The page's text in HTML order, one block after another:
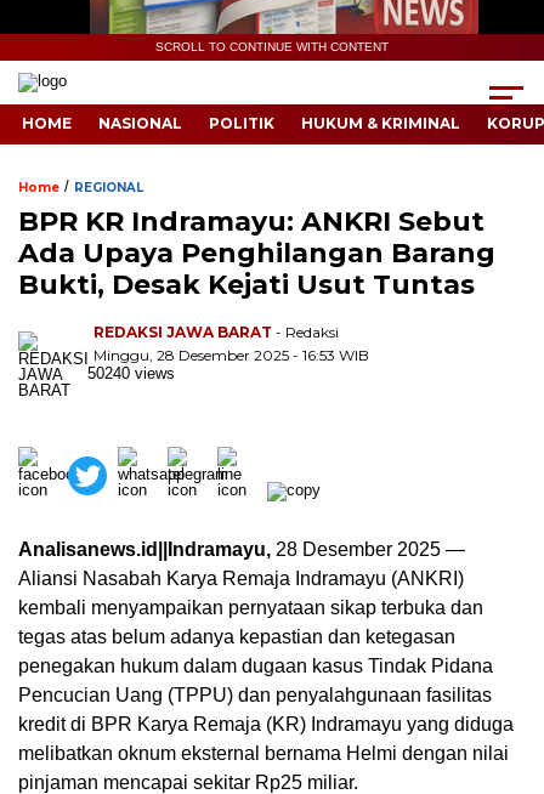
SCROLL TO CONTINUE WITH CONTENT
HOME NASIONAL POLITIK HUKUM & KRIMINAL
Home / REGIONAL
BPR KR Indramayu: ANKRI Sebut
Ada Upaya Penghilangan Barang
Bukti, Desak Kejati Usut Tuntas
REDAKSI JAWA BARAT - Redaksi
Minggu, 28 Desember 2025 - 16:53 WIB
50240 views
Analisanews.id||Indramayu, 28 Desember 2025 —
Aliansi Nasabah Karya Remaja Indramayu (ANKRI)
kembali menyampaikan pernyataan sikap terbuka dan
tegas atas belum adanya kepastian dan ketegasan
penegakan hukum dalam dugaan kasus Tindak Pidana
Pencucian Uang (TPPU) dan penyalahgunaan fasilitas
kredit di BPR Karya Remaja (KR) Indramayu yang diduga
melibatkan oknum eksternal bernama Helmi dengan nilai
pinjaman mencapai sekitar Rp25 miliar.